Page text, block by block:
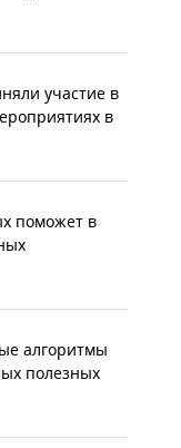
участие в
в
поможет в
алгоритмы
полезных